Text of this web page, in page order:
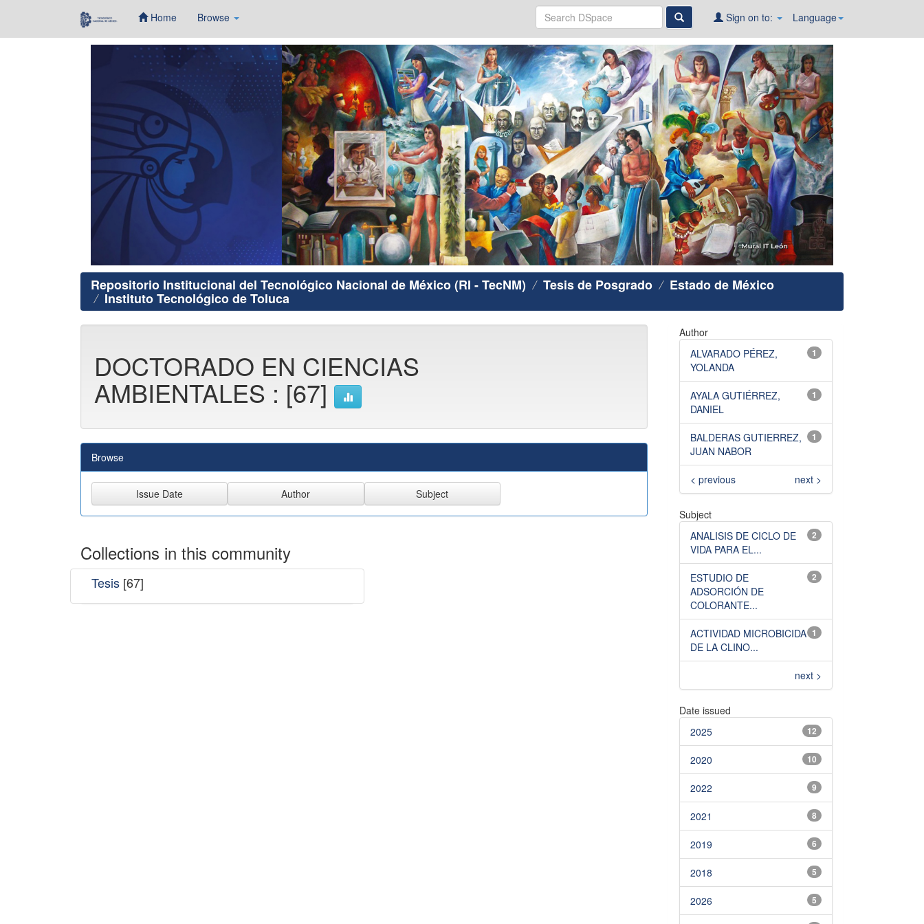
Home Browse Language
Sign on to:
Repositorio Institucional del Tecnológico Nacional de México (RI - TecNM) Tesis de Posgrado Estado de México
Instituto Tecnológico de Toluca
DOCTORADO EN CIENCIAS
AMBIENTALES : [67]
Browse
Collections in this community
Tesis [67]
Author
1
ALVARADO PÉREZ,
YOLANDA
1
AYALA GUTIÉRREZ,
DANIEL
1
BALDERAS GUTIERREZ,
JUAN NABOR
< previous next >
Subject
2
ANALISIS DE CICLO DE
VIDA PARA EL...
2
ESTUDIO DE
ADSORCIÓN DE
COLORANTE...
1
ACTIVIDAD MICROBICIDA
DE LA CLINO...
next >
Date issued
12
2025
10
2020
9
2022
8
2021
6
2019
5
2018
5
2026